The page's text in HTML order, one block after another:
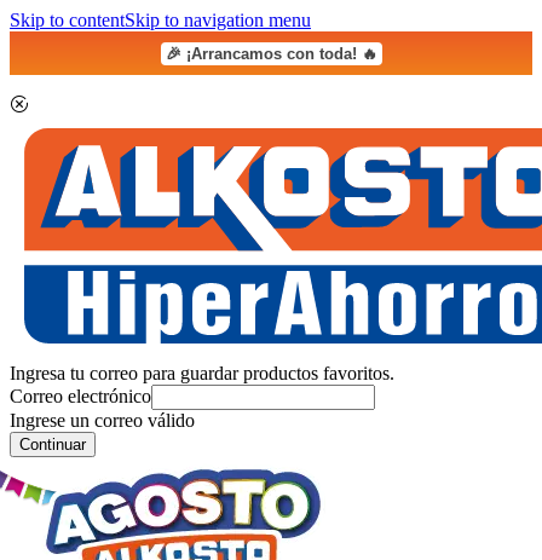
Skip to contentSkip to navigation menu
🎉 ¡Arrancamos con toda! 🔥
Ingresa tu correo para guardar productos favoritos.
Correo electrónico
Ingrese un correo válido
Continuar